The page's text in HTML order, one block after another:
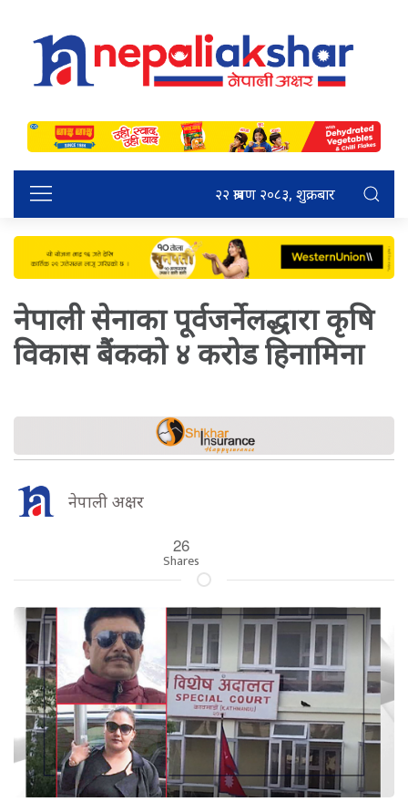
२२ श्रावण २०८३, शुक्रबार
नेपाली सेनाका पूर्वजर्नेलद्धारा कृषि
विकास बैंकको ४ करोड हिनामिना
नेपाली अक्षर
26
Shares